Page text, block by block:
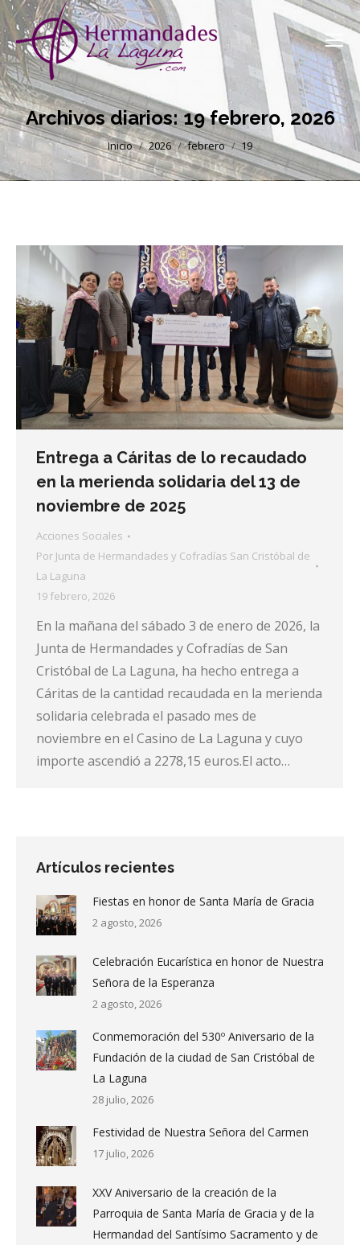
Archivos diarios:19 febrero, 2026
Estás aquí:
Inicio 2026 febrero 19
Entrega a Cáritas de lo recaudado
en la merienda solidaria del 13 de
noviembre de 2025
Acciones Sociales
Por Junta de Hermandades y Cofradías San Cristóbal de
La Laguna
19 febrero, 2026
En la mañana del sábado 3 de enero de 2026, la
Junta de Hermandades y Cofradías de San
Cristóbal de La Laguna, ha hecho entrega a
Cáritas de la cantidad recaudada en la merienda
solidaria celebrada el pasado mes de
noviembre en el Casino de La Laguna y cuyo
importe ascendió a 2278,15 euros.El acto…
Artículos recientes
Fiestas en honor de Santa María de Gracia
2 agosto, 2026
Celebración Eucarística en honor de Nuestra
Señora de la Esperanza
2 agosto, 2026
Conmemoración del 530º Aniversario de la
Fundación de la ciudad de San Cristóbal de
La Laguna
28 julio, 2026
Festividad de Nuestra Señora del Carmen
17 julio, 2026
XXV Aniversario de la creación de la
Parroquia de Santa María de Gracia y de la
Hermandad del Santísimo Sacramento y de